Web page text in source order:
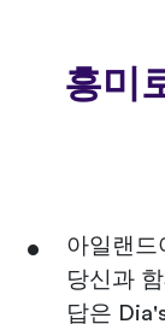
흥미
아일랜드
당신과
답은